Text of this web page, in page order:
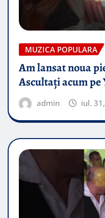
MUZICA POPULARA
Am lansat noua
Ascultați acum pe
admin iul.